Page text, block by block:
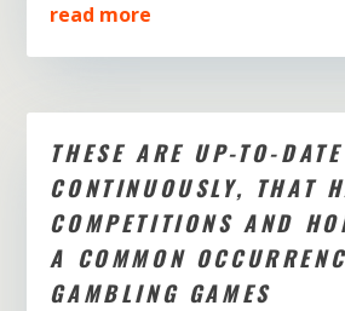
read more
THESE ARE UP-TO-DATE
CONTINUOUSLY, THAT
COMPETITIONS AND
A COMMON
GAMBLING GAMES